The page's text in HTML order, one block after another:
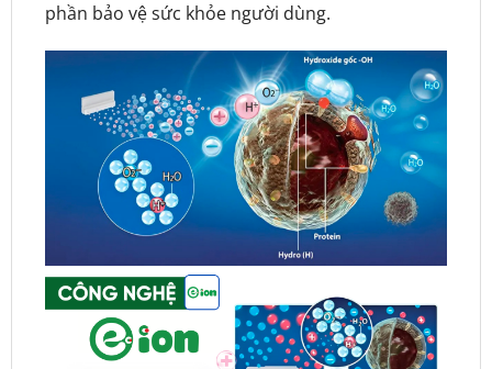
phần bảo vệ sức khỏe người dùng.